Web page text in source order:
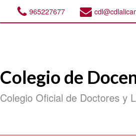
965227677
Colegio de
Colegio Oficial de Doctores y